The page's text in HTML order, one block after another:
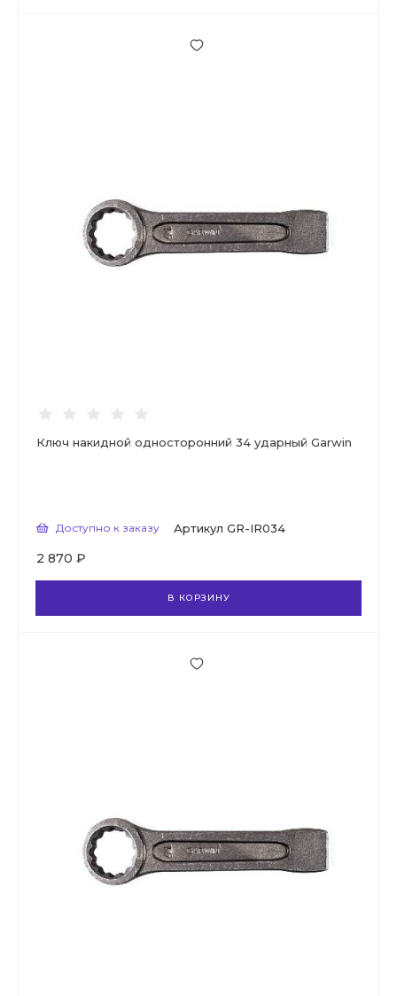
Ключ накидной односторонний 34 ударный Garwin
Доступно к заказу Артикул GR-IR034
2 870 ₽
В КОРЗИНУ